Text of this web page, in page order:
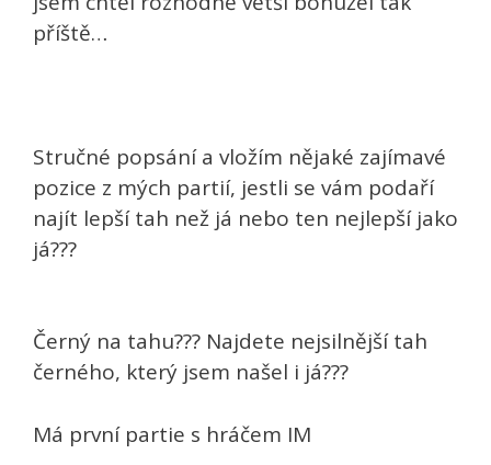
příště…
Stručné popsání a vložím nějaké zajímavé
pozice z mých partií, jestli se vám podaří
najít lepší tah než já nebo ten nejlepší jako
já???
Černý na tahu??? Najdete nejsilnější tah
černého, který jsem našel i já???
Má první partie s hráčem IM